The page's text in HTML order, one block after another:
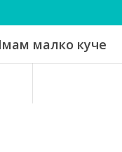
малко куче